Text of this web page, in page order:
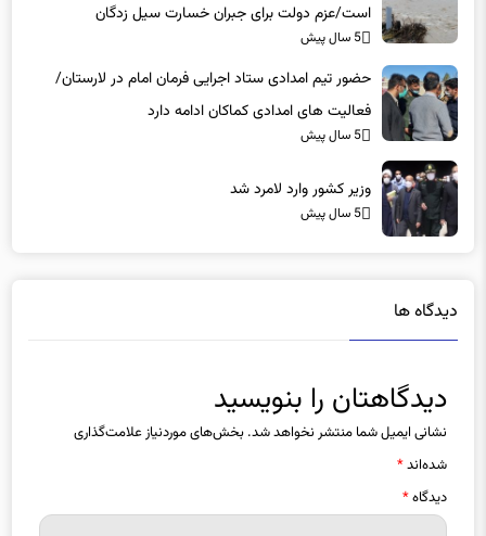
است/عزم دولت برای جبران خسارت سیل زدگان
5 سال پیش
حضور تیم امدادی ستاد اجرایی فرمان امام در لارستان/
فعالیت های امدادی کماکان ادامه دارد
5 سال پیش
وزیر کشور وارد لامرد شد
5 سال پیش
دیدگاه ها
دیدگاهتان را بنویسید
نشانی ایمیل شما منتشر نخواهد شد. بخش‌های موردنیاز علامت‌گذاری
شده‌اند*
دیدگاه*